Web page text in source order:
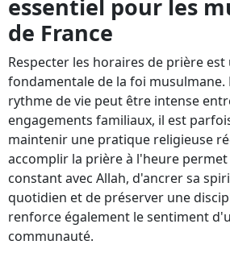
essentiel pour les
de France
Respecter les horaires de prière
fondamentale de la foi musulmane.
rythme de vie peut être intense
engagements familiaux, il est
maintenir une pratique religieuse
accomplir la prière à l'heure
constant avec Allah, d'ancrer sa
quotidien et de préserver une
renforce également le sentiment
communauté.